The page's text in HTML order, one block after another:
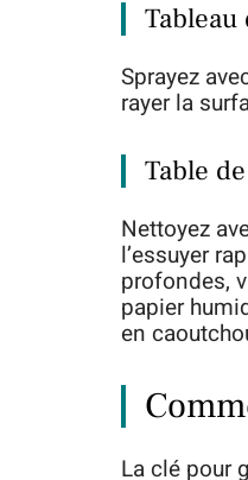
Sprayez
rayer la
Table
Nettoyez
l’essuyer
profondes,
papier
en
La clé pour